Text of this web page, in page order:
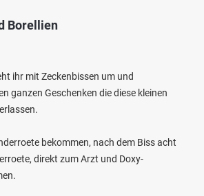
Borellien
ihr mit Zeckenbissen um und
ganzen Geschenken die diese kleinen
bekommen, nach dem Biss acht
direkt zum Arzt und Doxy-